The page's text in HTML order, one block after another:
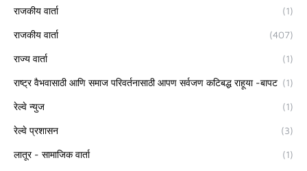
राजकीय वार्ता (1)
राजकीय वार्ता (407)
राज्य वार्ता (1)
राष्ट्र वैभवासाठी आणि समाज परिवर्तनासाठी आपण सर्वजण कटिबद्ध राहूया -बापट (1)
रेल्वे न्युज (1)
रेल्वे प्रशासन (3)
लातूर - सामाजिक वार्ता (1)